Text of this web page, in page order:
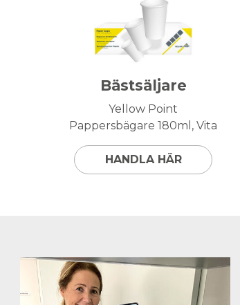
Bästsäljare
Yellow Point
Pappersbägare 180ml, Vita
HANDLA HÄR